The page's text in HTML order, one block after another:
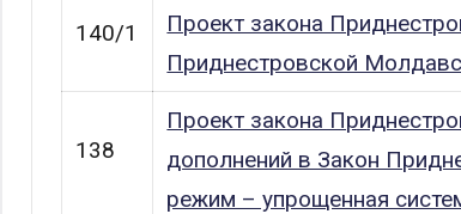
140/1
Проект закона
Приднестровской
138
Проект закона
дополнений в Закон
режим – упрощенная